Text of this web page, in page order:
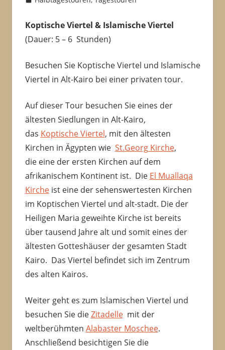
Koptische Viertel & Islamische Viertel
(Dauer: 5 – 6 Stunden)
Besuchen Sie Koptische Viertel und Islamische
Viertel in Alt-Kairo bei einer privaten tour.
Auf dieser Tour besuchen Sie eines der
ältesten Siedlungen in Alt-Kairo,
das Koptische Viertel, mit den ältesten
Kirchen in Ägypten wie St.Georg Kirche,
die eine der ersten Kirchen auf dem
afrikanischem Kontinent ist. Die El Muallaqa
Kircheist eine der sehenswertesten Kirchen
im Koptischen Viertel und alt-stadt. Die der
Heiligen Maria geweihte Kirche ist bereits
über tausend Jahre alt und somit eines der
ältesten Gotteshäuser der gesamten Stadt
Kairo. Das Viertel befindet sich im Zentrum
des alten Kairos.
Weiter geht es zum Islamischen Viertel und
besuchen Sie dieZitadellemit der
weltberühmten Alabaster Moschee.
Anschließend besichtigen Sie die